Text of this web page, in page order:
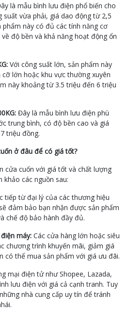
là mẫu bình lưu điện phổ biến cho
suất vừa phải, giá dao động từ 2,5
phẩm này có đủ các tính năng cơ
độ bền và khả năng hoạt động ổn
Với công suất lớn, sản phẩm này
lớn hoặc khu vực thường xuyên
này khoảng từ 3.5 triệu đến 6 triệu
Đây là mẫu bình lưu điện phù
trung bình, có độ bền cao và giá
triệu đồng.
ở đâu để có giá tốt?
cửa cuốn với giá tốt và chất lượng
các nguồn sau:
tiếp từ đại lý của các thương hiệu
đảm bảo bạn nhận được sản phẩm
chế độ bảo hành đầy đủ.
máy: Các cửa hàng lớn hoặc siêu
chương trình khuyến mãi, giảm giá
có thể mua sản phẩm với giá ưu đãi.
mại điện tử như Shopee, Lazada,
lưu điện với giá cả cạnh tranh. Tuy
nhà cung cấp uy tín để tránh